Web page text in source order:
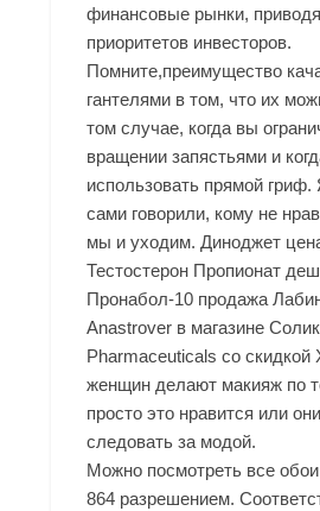
финансовые рынки,
приоритетов инвесторов.
Помните,преимущество
гантелями в том, что их
том случае, когда вы
вращении запястьями и
использовать прямой
сами говорили, кому не
мы и уходим. Диноджет
Тестостерон Пропионат
Пронабол-10 продажа
Anastrover в магазине
Pharmaceuticals со скидкой
женщин делают макияж по
просто это нравится или
следовать за модой.
Можно посмотреть все
864 разрешением.